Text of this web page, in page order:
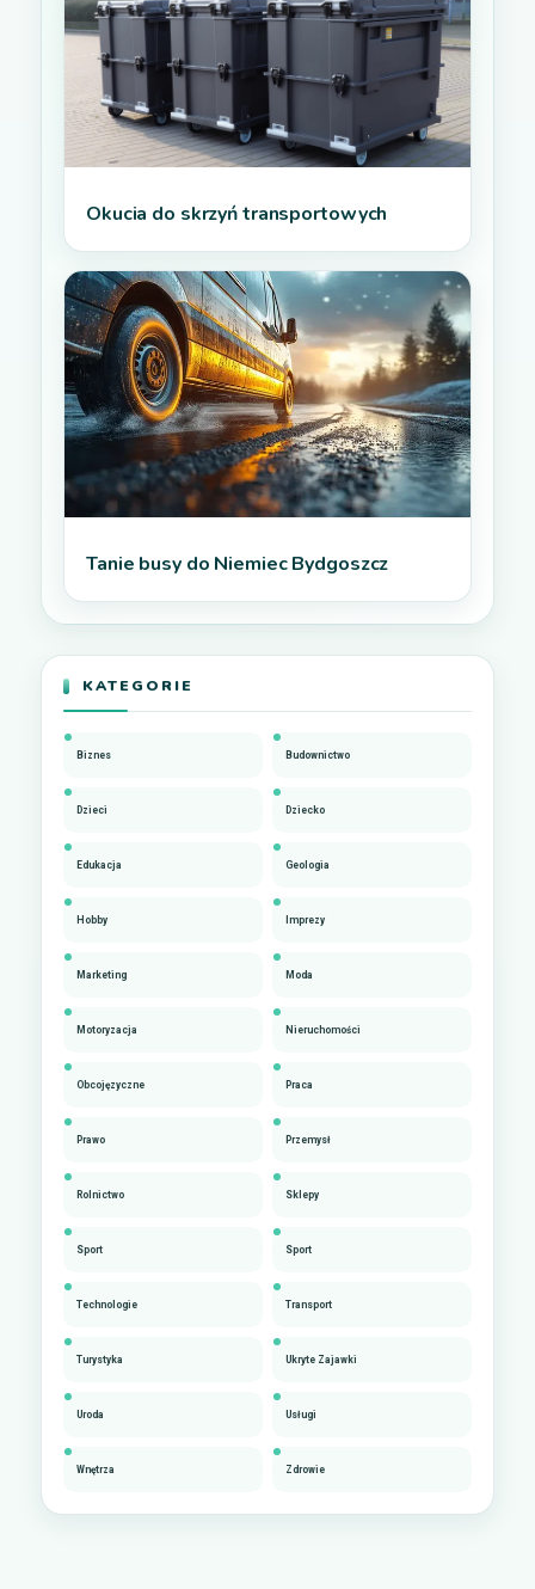
Okucia do skrzyń transportowych
Tanie busy do Niemiec Bydgoszcz
KATEGORIE
Biznes Budownictwo
Dzieci Dziecko
Edukacja Geologia
Hobby Imprezy
Marketing Moda
Motoryzacja Nieruchomości
Obcojęzyczne Praca
Prawo Przemysł
Rolnictwo Sklepy
Sport Sport
Technologie Transport
Turystyka Ukryte Zajawki
Uroda Usługi
Wnętrza Zdrowie